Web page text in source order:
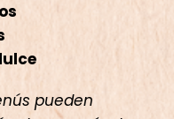
pueden